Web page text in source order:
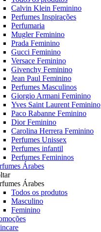
Calvin Klein Feminino
Perfumes Inspirações
Perfumaria
Mugler Feminino
Prada Feminino
Gucci Feminino
Versace Feminino
Givenchy Feminino
Jean Paul Feminino
Perfumes Masculinos
Giorgio Armani Feminino
Yves Saint Laurent Feminino
Paco Rabanne Feminino
Dior Feminino
Carolina Herrera Feminino
Perfumes Unissex
Perfumes infantil
Perfumes Femininos
Árabes
Árabes
Todos os produtos
Masculino
Feminino